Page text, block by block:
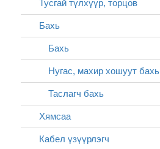
Тусгай түлхүүр, торцов
Бахь
Бахь
Нугас, махир хошуут бахь
Таслагч бахь
Хямсаа
Кабел үзүүрлэгч